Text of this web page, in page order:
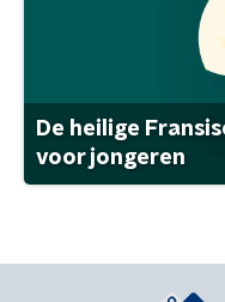
De heilige
voor jongeren